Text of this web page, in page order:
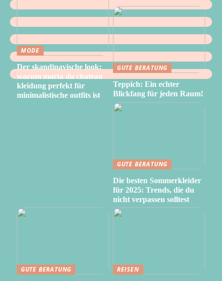
MODE
Der skandinavische look:
warum marta du chateau
kleidung perfekt für
minimalistische outfits ist
GUTE BERATUNG
Teppich: Ein echter
Blickfang für jeden Raum!
GUTE BERATUNG
Die besten Sommerkleider
für 2025: Trends, die du
nicht verpassen solltest
GUTE BERATUNG
REISEN